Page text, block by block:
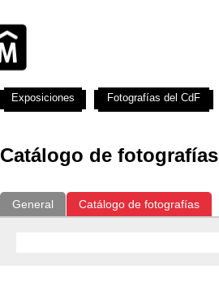
Catálogo de fotografías
General Catálogo de fotografías
Exposiciones Fotografías del CdF